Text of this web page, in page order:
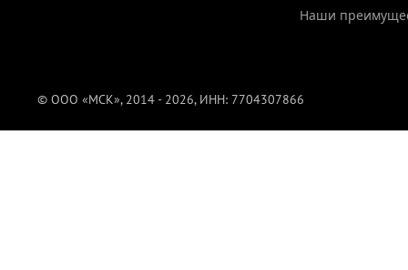
Наши
© ООО «МСК», 2014 - 2026, ИНН: 7704307866